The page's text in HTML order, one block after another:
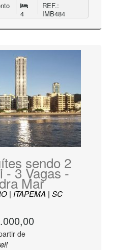
4
REF.:
IMB484
sendo 2
- 3 Vagas -
Mar
| ITAPEMA | SC
de